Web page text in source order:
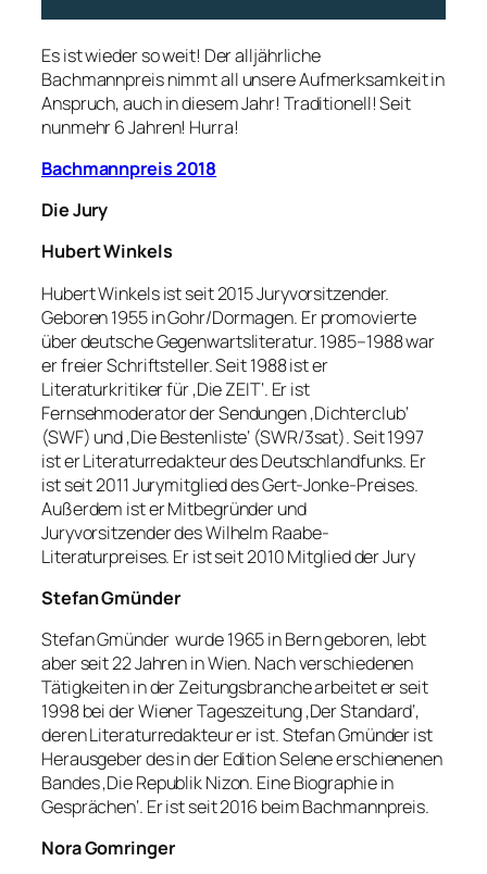
Es ist wieder so weit! Der alljährliche
Bachmannpreis nimmt all unsere Aufmerksamkeit in
Anspruch, auch in diesem Jahr! Traditionell! Seit
nunmehr 6 Jahren! Hurra!
Bachmannpreis 2018
Die Jury
Hubert Winkels
Hubert Winkels ist seit 2015 Juryvorsitzender.
Geboren 1955 in Gohr/Dormagen. Er promovierte
über deutsche Gegenwartsliteratur. 1985–1988 war
er freier Schriftsteller. Seit 1988 ist er
Literaturkritiker für ‚Die ZEIT‘. Er ist
Fernsehmoderator der Sendungen ‚Dichterclub‘
(SWF) und ‚Die Bestenliste‘ (SWR/3sat). Seit 1997
ist er Literaturredakteur des Deutschlandfunks. Er
ist seit 2011 Jurymitglied des Gert-Jonke-Preises.
Außerdem ist er Mitbegründer und
Juryvorsitzender des Wilhelm Raabe-
Literaturpreises. Er ist seit 2010 Mitglied der Jury
Stefan Gmünder
Stefan Gmünder wurde 1965 in Bern geboren, lebt
aber seit 22 Jahren in Wien. Nach verschiedenen
Tätigkeiten in der Zeitungsbranche arbeitet er seit
1998 bei der Wiener Tageszeitung ‚Der Standard‘,
deren Literaturredakteur er ist. Stefan Gmünder ist
Herausgeber des in der Edition Selene erschienenen
Bandes ‚Die Republik Nizon. Eine Biographie in
Gesprächen‘. Er ist seit 2016 beim Bachmannpreis.
Nora Gomringer